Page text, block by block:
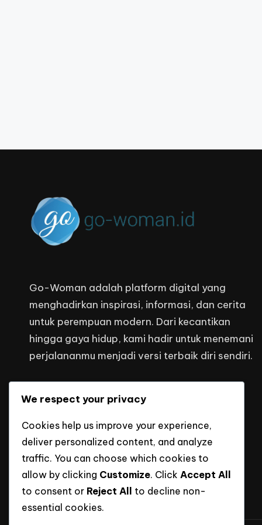
Go-Woman adalah platform digital yang
menghadirkan inspirasi, informasi, dan cerita
untuk perempuan modern. Dari kecantikan
hingga gaya hidup, kami hadir untuk menemani
perjalananmu menjadi versi terbaik diri sendiri.
Kontak Kami
headquarters@mediaputraindonesi
We respect your privacy
Cookies help us improve your experience,
deliver personalized content, and analyze
traffic. You can choose which cookies to
allow by clicking Customize. Click Accept All
to consent or Reject All
to decline non-
essential cookies.